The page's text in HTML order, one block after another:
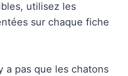
utilisez les
sur chaque fiche
a pas que les chatons